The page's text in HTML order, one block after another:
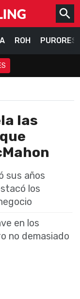
ROH
las
sus años
los
en los
no demasiado